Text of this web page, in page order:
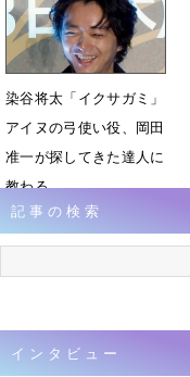
11月19日 17時53分
染谷将太「イクサガミ」
アイヌの弓使い役、岡田
准一が探してきた達人に
教わる
11月19日 08時54分
記事の検索
インタビュー